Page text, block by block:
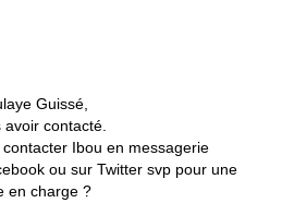
Guissé,
contacté.
Ibou en messagerie
ou sur Twitter svp pour une
en charge ?